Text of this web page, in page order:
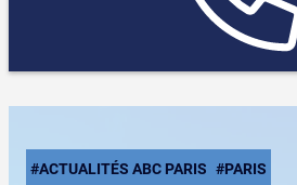
#ACTUALITÉS ABC PARIS #PARIS